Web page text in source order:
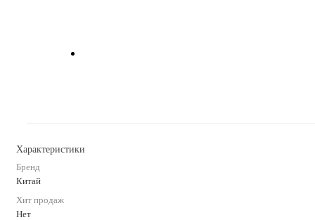
Характеристики
Бренд
Китай
Хит продаж
Нет